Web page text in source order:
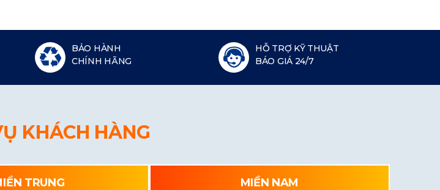
BẢO HÀNH
CHÍNH HÃNG
HỖ TRỢ KỸ THUẬT
BÁO GIÁ 24/7
KHÁCH HÀNG
TRUNG MIỀN NAM